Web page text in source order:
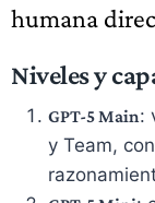
humana
Niveles y
GPT-5 Main:
y Team,